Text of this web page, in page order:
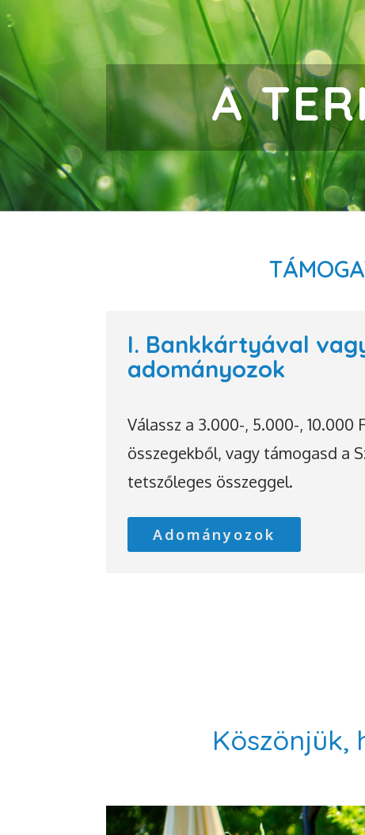
A
I. Bankkártyával
adományozok
Válassz a 3.000-, 5.000-, 10.000
összegekből, vagy támogasd a
tetszőleges összeggel.
Adományozok